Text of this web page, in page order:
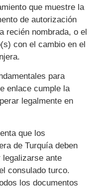
que muestre la
de autorización
recién nombrada, o el
con el cambio en el
para
enlace cumple la
legalmente en
que los
de Turquía deben
ante
consulado turco.
los documentos